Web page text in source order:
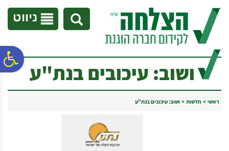
נגישות
אתר
המרכזי
ניווט
ושוב: עיכובים בנת"ע
ראשי > חדשות > ושוב: עיכובים בנת"ע